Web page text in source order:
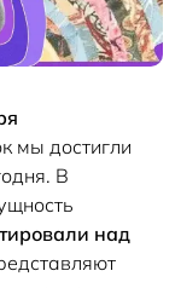
мы достигли
В
над